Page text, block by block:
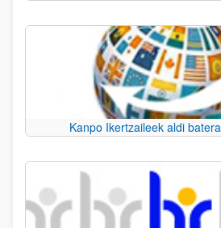
Kanpo Ikertzaileek aldi